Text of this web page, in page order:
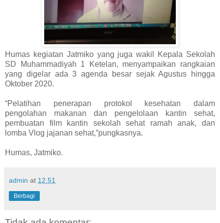
Humas kegiatan Jatmiko yang juga wakil Kepala Sekolah
SD Muhammadiyah 1 Ketelan, menyampaikan rangkaian
yang digelar ada 3 agenda besar sejak Agustus hingga
Oktober 2020.
“Pelatihan penerapan protokol kesehatan dalam
pengolahan makanan dan pengelolaan kantin sehat,
pembuatan film kantin sekolah sehat ramah anak, dan
lomba Vlog jajanan sehat,”pungkasnya.
Humas, Jatmiko.
admin at 12.51
Berbagi